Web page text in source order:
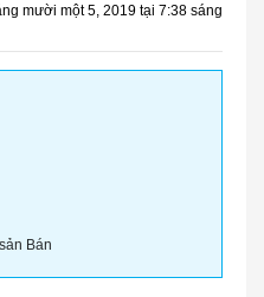
mười một 5, 2019 tại 7:38 sáng
Bán